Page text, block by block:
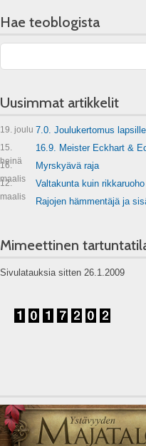
Hae teoblogista
Uusimmat artikkelit
19. joulu 7.0. Joulukertomus
15.
heinä
16.9. Meister Eckhart &
16.
maalis
Myrskyävä raja
12.
maalis
Valtakunta kuin
Rajojen hämmentäjä ja
Mimeettinen
Sivulatauksia sitten 26.1.2009